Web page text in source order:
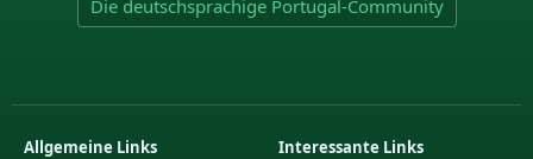
Die deutschsprachige Portugal-Community
Allgemeine Links
Interessante Links